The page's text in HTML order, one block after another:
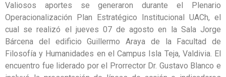
Valiosos aportes se generaron durante el Plenario
Operacionalización Plan Estratégico Institucional UACh, el
cual se realizó el jueves 07 de agosto en la Sala Jorge
Bárcena del edificio Guillermo Araya de la Facultad de
Filosofía y Humanidades en el Campus Isla Teja, Valdivia. El
encuentro fue liderado por el Prorrector Dr. Gustavo Blanco e